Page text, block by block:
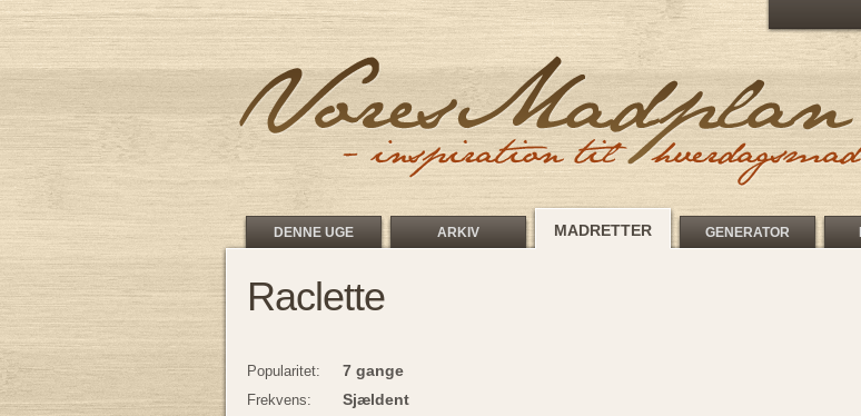
Raclette
Popularitet: 7 gange
Frekvens: Sjældent
DENNE UGE ARKIV MADRETTER GENERATOR